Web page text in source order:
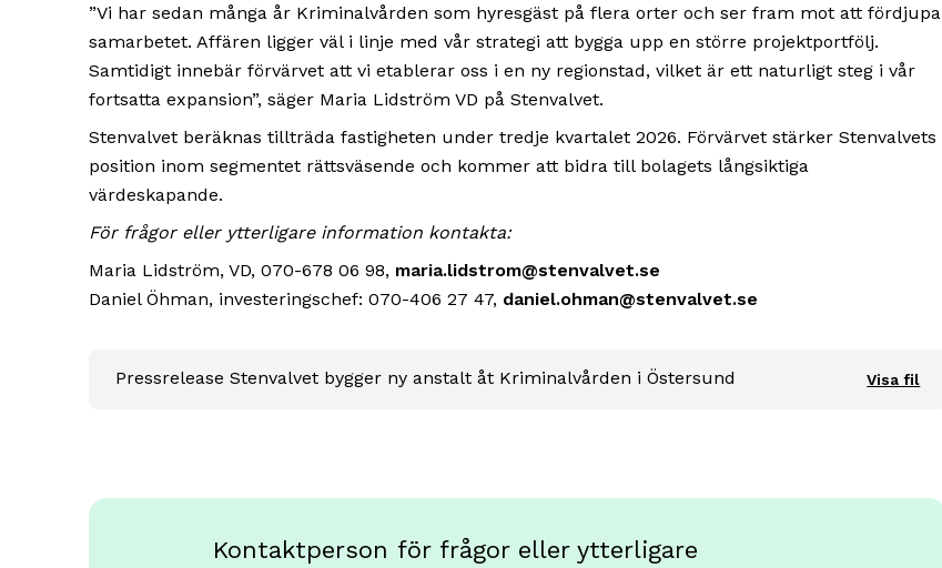
”Vi har sedan många år Kriminalvården som hyresgäst på flera orter och ser fram mot att fördjupa
samarbetet. Affären ligger väl i linje med vår strategi att bygga upp en större projektportfölj.
Samtidigt innebär förvärvet att vi etablerar oss i en ny regionstad, vilket är ett naturligt steg i vår
fortsatta expansion”, säger Maria Lidström VD på Stenvalvet.
Stenvalvet beräknas tillträda fastigheten under tredje kvartalet 2026. Förvärvet stärker Stenvalvets
position inom segmentet rättsväsende och kommer att bidra till bolagets långsiktiga
värdeskapande.
För frågor eller ytterligare information kontakta:
Maria Lidström, VD, 070-678 06 98, maria.lidstrom@stenvalvet.se
Daniel Öhman, investeringschef: 070-406 27 47, daniel.ohman@stenvalvet.se
Pressrelease Stenvalvet bygger ny anstalt åt Kriminalvården i Östersund Visa fil
Kontaktperson för frågor eller ytterligare